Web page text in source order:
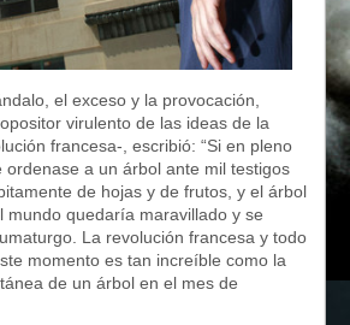
el exceso y la provocación,
virulento de las ideas de la
francesa-, escribió: “Si en pleno
ordenase a un árbol ante mil testigos
de hojas y de frutos, y el árbol
mundo quedaría maravillado y se
La revolución francesa y todo
momento es tan increíble como la
de un árbol en el mes de